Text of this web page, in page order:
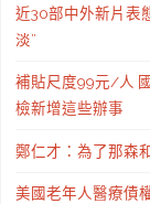
近30部中外新片表
淡”
補貼尺度99元/人
檢新增這些辦事
鄭仁才：為了那森
美國老年人醫療債